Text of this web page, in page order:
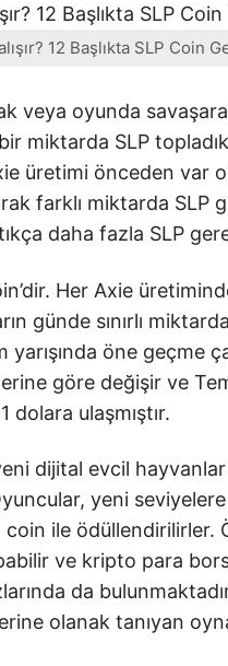
12 Başlıkta SLP Coin
veya oyunda
miktarda SLP
üretimi önceden var
farklı miktarda SLP
daha fazla SLP
Her Axie
günde sınırlı
öne geçme
göre değişir ve
dolara ulaşmıştır.
dijital evcil
yeni seviyelere
coin ile ödüllendirilirler.
ve kripto para
da
olanak tanıyan